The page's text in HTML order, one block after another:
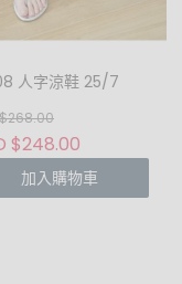
人字涼鞋 25/7
$268.00
$248.00
加入購物車